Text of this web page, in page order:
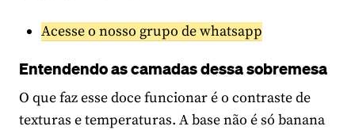
Acesse o nosso grupo de whatsapp
Entendendo as camadas dessa sobremesa
O que faz esse doce funcionar é o contraste de
texturas e temperaturas. A base não é só banana